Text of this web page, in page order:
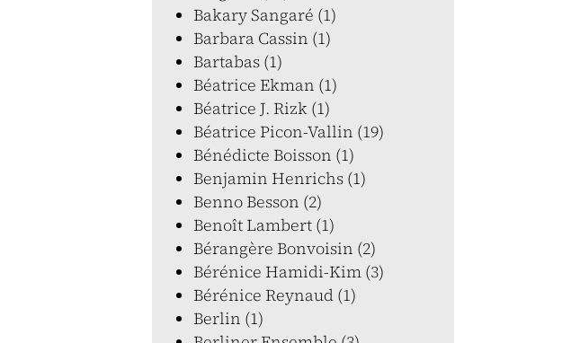
Bakary Sangaré (1)
Barbara Cassin (1)
Bartabas (1)
Béatrice Ekman (1)
Béatrice J. Rizk (1)
Béatrice Picon-Vallin (19)
Bénédicte Boisson (1)
Benjamin Henrichs (1)
Benno Besson (2)
Benoît Lambert (1)
Bérangère Bonvoisin (2)
Bérénice Hamidi-Kim (3)
Bérénice Reynaud (1)
Berlin (1)